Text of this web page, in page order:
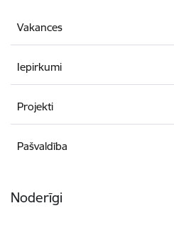
Vakances
Iepirkumi
Projekti
Pašvaldība
Noderīgi